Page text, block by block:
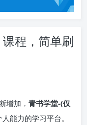
程，简单刷
增加， 青书学堂-(仅
能力的学习平台。